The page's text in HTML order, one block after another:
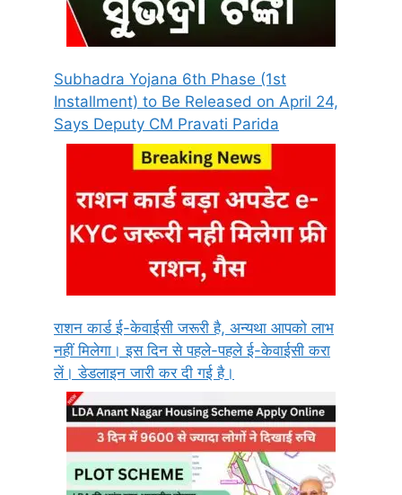
Subhadra Yojana 6th Phase (1st
Installment) to Be Released on April 24,
Says Deputy CM Pravati Parida
राशन कार्ड ई-केवाईसी जरूरी है, अन्यथा आपको लाभ
नहीं मिलेगा। इस दिन से पहले-पहले ई-केवाईसी करा
लें। डेडलाइन जारी कर दी गई है।